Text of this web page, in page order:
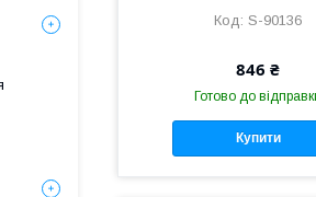
S-90136
846 ₴
Готово до
Купити